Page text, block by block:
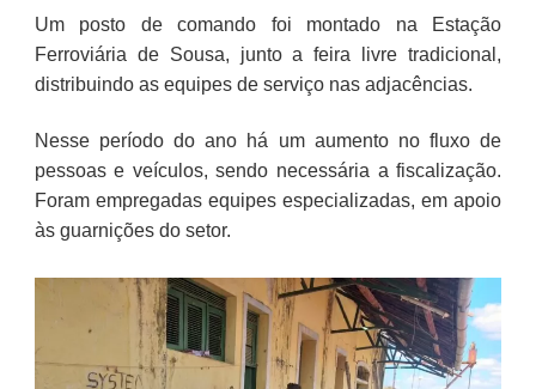
Um posto de comando foi montado na Estação
Ferroviária de Sousa, junto a feira livre tradicional,
distribuindo as equipes de serviço nas adjacências.
Nesse período do ano há um aumento no fluxo de
pessoas e veículos, sendo necessária a fiscalização.
Foram empregadas equipes especializadas, em apoio
às guarnições do setor.